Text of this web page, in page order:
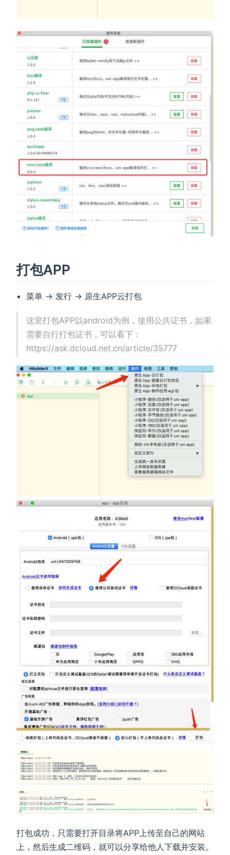
打包APP
菜单 -> 发行 -> 原生APP云打包
这里打包APP以android为例，使用公共证书，如果
需要自行打包证书，可以看下：
https://ask.dcloud.net.cn/article/35777
打包成功，只需要打开目录将APP上传至自己的网站
上，然后生成二维码，就可以分享给他人下载并安装。